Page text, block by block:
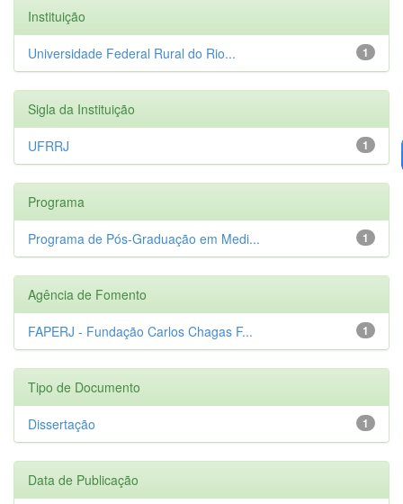
Instituição
1
Universidade Federal Rural do Rio...
Sigla da Instituição
1
UFRRJ
Programa
1
Programa de Pós-Graduação em Medi...
Agência de Fomento
1
FAPERJ - Fundação Carlos Chagas F...
Tipo de Documento
1
Dissertação
Data de Publicação